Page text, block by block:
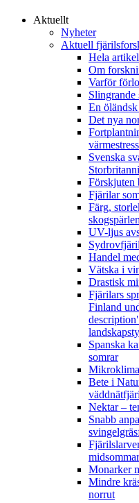
Aktuellt
Nyheter
Aktuell
Hela
Om
Varför
Slingrande
En
Det nya
Svenska
Förskjuten
Fjärilar
Färg,
UV-ljus
Handel
Vätska i
Drastisk
Fjärilars
Finland
Spanska
somrar
Bete i
Nektar –
Snabb
Monarker
Mindre
norrut